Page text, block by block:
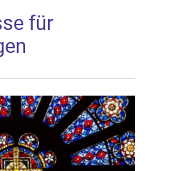
Sie, dass die
beim Aktivieren von
Gerät setzt, z.B. zwecks
für